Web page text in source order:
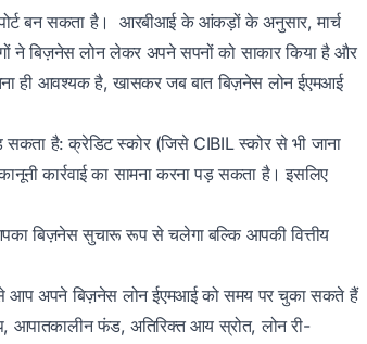
बन सकता है। आरबीआई के आंकड़ों के अनुसार, मार्च
बिज़नेस लोन लेकर अपने सपनों को साकार किया है और
ही आवश्यक है, खासकर जब बात बिज़नेस लोन ईएमआई
है: क्रेडिट स्कोर (जिसे CIBIL स्कोर से भी जाना
कार्रवाई का सामना करना पड़ सकता है। इसलिए
बिज़नेस सुचारू रूप से चलेगा बल्कि आपकी वित्तीय
से आप अपने बिज़नेस लोन ईएमआई को समय पर चुका सकते हैं
आपातकालीन फंड, अतिरिक्त आय स्रोत, लोन री-